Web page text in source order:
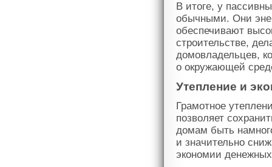
В итоге, у
обычными. Они
обеспечивают
строительстве,
домовладельцев,
о окружающей
Утепление и
Грамотное
позволяет
домам быть
и значительно
экономии